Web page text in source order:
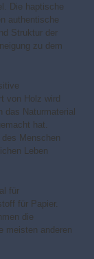
Die haptische
authentische
Struktur der
zu dem
von Holz wird
das Naturmaterial
hat.
Menschen
Leben
für
für Papier.
die
meisten anderen